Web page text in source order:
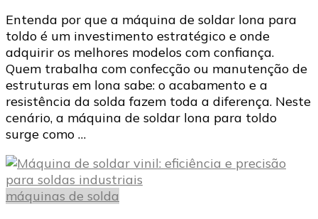
de
soldar
lona
para
toldo:
modelos,
benefícios
comprar
Entenda por que a máquina de soldar lona para
toldo é um investimento estratégico e onde
adquirir os melhores modelos com confiança.
Quem trabalha com confecção ou manutenção de
estruturas em lona sabe: o acabamento e a
resistência da solda fazem toda a diferença. Neste
cenário, a máquina de soldar lona para toldo
surge como …
máquinas de solda